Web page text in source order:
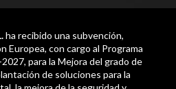
ha recibido una subvención,
Europea, con cargo al Programa
para la Mejora del grado de
de soluciones para la